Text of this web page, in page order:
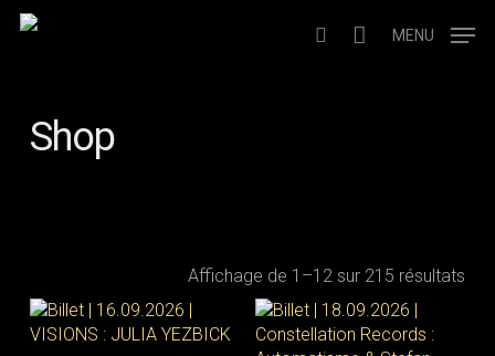
Skip
search
MENU
Shop
Affichage de 1–12 sur 215 résultats